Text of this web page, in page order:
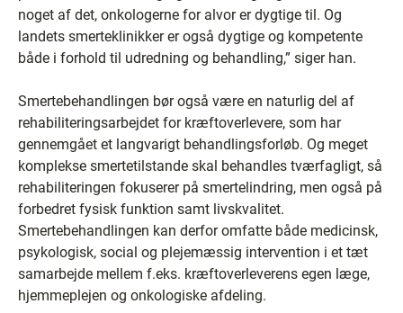
noget af det, onkologerne for alvor er dygtige til. Og
landets smerteklinikker er også dygtige og kompetente
både i forhold til udredning og behandling,” siger han.
Smertebehandlingen bør også være en naturlig del af
rehabiliteringsarbejdet for kræftoverlevere, som har
gennemgået et langvarigt behandlingsforløb. Og meget
komplekse smertetilstande skal behandles tværfagligt, så
rehabiliteringen fokuserer på smertelindring, men også på
forbedret fysisk funktion samt livskvalitet.
Smertebehandlingen kan derfor omfatte både medicinsk,
psykologisk, social og plejemæssig intervention i et tæt
samarbejde mellem f.eks. kræftoverleverens egen læge,
hjemmeplejen og onkologiske afdeling.